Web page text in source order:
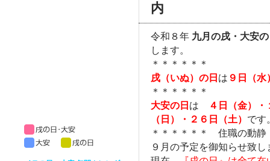
内
令和８年 九月の戌・大安
します。
＊＊＊＊＊＊
戌（いぬ）の日 は ９日（
＊＊＊＊＊＊
大安の日 は
４日（金）
（日）・２６日（土） です
＊＊＊＊＊＊ 住職の動
９月の予定を御知らせ致し